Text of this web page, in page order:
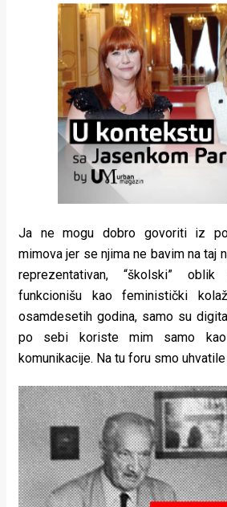
Ja ne mogu dobro govoriti iz
mimova jer se njima ne bavim na taj
reprezentativan, “školski”
funkcionišu kao feministički
osamdesetih godina, samo su
po sebi koriste mim samo
komunikacije. Na tu foru smo uhvatile